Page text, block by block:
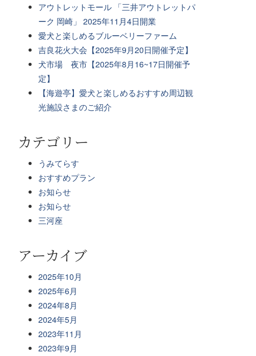
アウトレットモール 「三井アウトレットパ
ーク 岡崎」 2025年11月4日開業
愛犬と楽しめるブルーベリーファーム
吉良花火大会【2025年9月20日開催予定】
犬市場 夜市【2025年8月16~17日開催予
定】
【海遊亭】愛犬と楽しめるおすすめ周辺観
光施設さまのご紹介
カテゴリー
うみてらす
おすすめプラン
お知らせ
お知らせ
三河座
アーカイブ
2025年10月
2025年6月
2024年8月
2024年5月
2023年11月
2023年9月